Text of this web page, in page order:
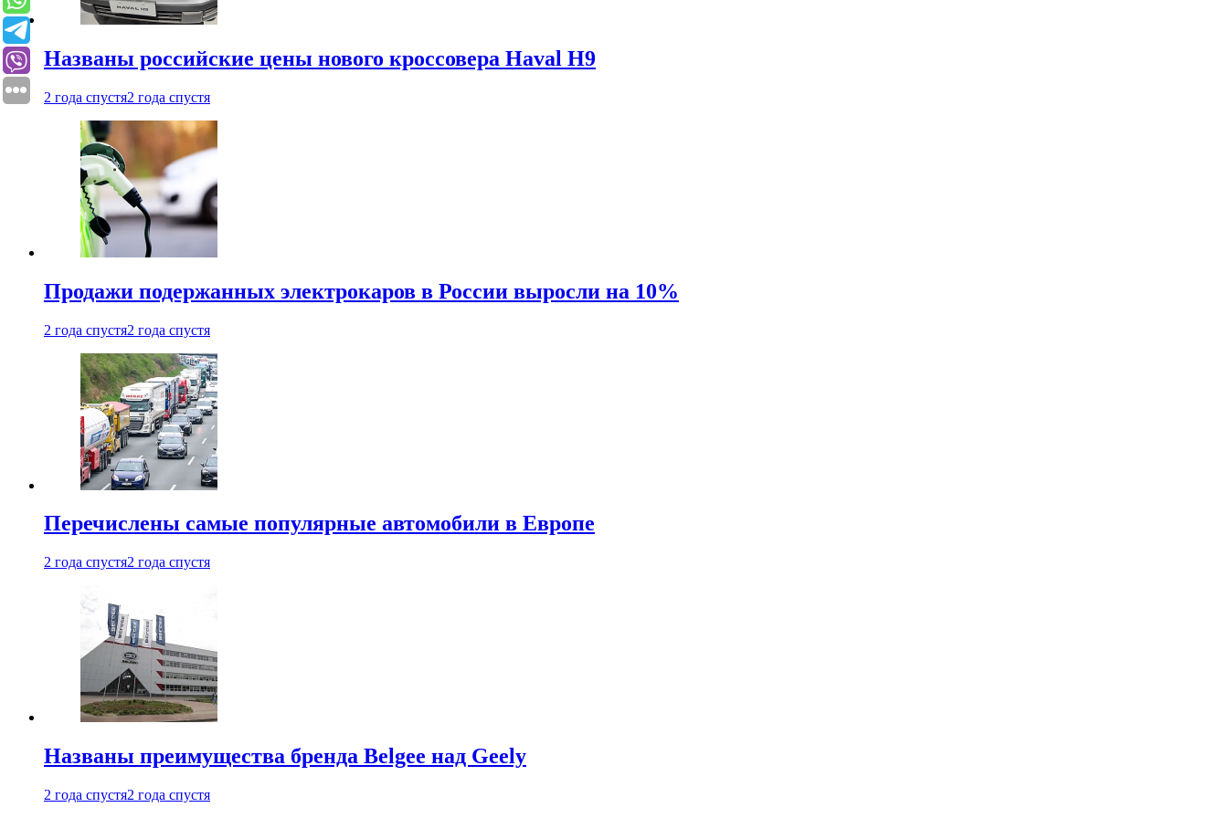
Названы российские цены нового кроссовера Haval H9
2 года спустя2 года спустя
Продажи подержанных электрокаров в России выросли на 10%
2 года спустя2 года спустя
Перечислены самые популярные автомобили в Европе
2 года спустя2 года спустя
Названы преимущества бренда Belgee над Geely
2 года спустя2 года спустя